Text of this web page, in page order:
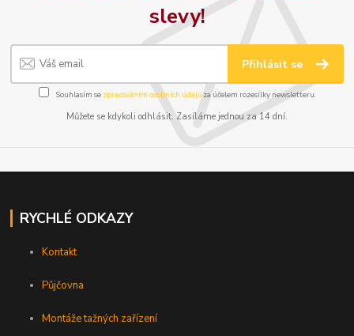
slevy!
Přihlásit se
Souhlasím se zpracováním osobních údajůza účelem rozesílky newsletteru.
Můžete se kdykoli odhlásit. Zasíláme jednou za 14 dní.
RYCHLÉ ODKAZY
Kontakt
Půjčovna
Montáže tažných zařízení